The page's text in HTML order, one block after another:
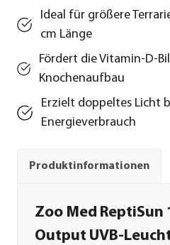
Ideal für größere
cm Länge
Fördert die Vitamin-D-
Knochenaufbau
Erzielt doppeltes Licht
Energieverbrauch
Produktinformationen
Zoo Med ReptiSun
Output UVB-